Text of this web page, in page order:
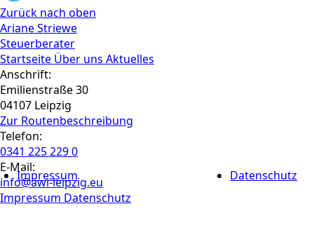
Impressum Datenschutz
Zurück nach oben
Ariane Striewe
Steuerberater
Startseite Über uns Aktuelles
Anschrift:
Emilienstraße 30
04107 Leipzig
Zur Routen­beschreibung
Telefon:
0341 225 229 0
E-Mail:
info@awi-leipzig.eu
Impressum Datenschutz